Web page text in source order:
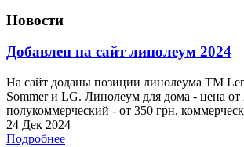
Новости
Добавлен на сайт линолеум 2024
На сайт доданы позиции линолеума ТМ
Sommer и LG. Линолеум для дома - цена от
полукоммерческий - от 350 грн,
24 Дек 2024
Подробнее